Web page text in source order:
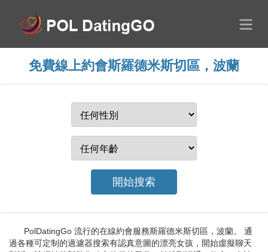
免費線上約會斯羅德米斯切區，波蘭
PolDatingGo 流行的在線約會服務斯羅德米斯切區，波蘭。 通
過各種可定制的過濾器搜索有認真意圖的漂亮女孩，開始虛擬聊天